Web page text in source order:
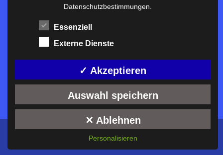
Downloadbereich
Terminkalender
Termine AKTUELL
Anfahrt/Kontakt
Konzeption und technische Umsetzung:ckDIALOG©
2026
Datenschutzbestimmungen.
Essenziell
Externe Dienste
✓ Akzeptieren
Auswahl speichern
✕ Ablehnen
Personalisieren